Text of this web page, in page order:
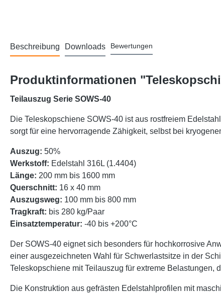
Beschreibung Downloads Bewertungen
Produktinformationen
Teilauszug Serie SOWS-40
Die Teleskopschiene SOWS-40 ist aus rostfreiem
sorgt für eine hervorragende Zähigkeit, selbst bei
Auszug: 50%
Werkstoff: Edelstahl 316L (1.4404)
Länge: 200 mm bis 1600 mm
Querschnitt: 16 x 40 mm
Auszugsweg: 100 mm bis 800 mm
Tragkraft: bis 280 kg/Paar
Einsatztemperatur: -40 bis +200°C
Der SOWS-40 eignet sich besonders für hochkorrosive
einer ausgezeichneten Wahl für Schwerlastsitze in der
Teleskopschiene mit Teilauszug für extreme Belastungen,
Die Konstruktion aus gefrästen Edelstahlprofilen mit